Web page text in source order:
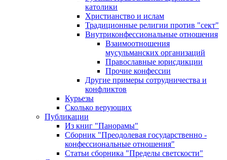
католики
Христианство и ислам
Традиционные религии против "сект"
Внутриконфессиональные отношения
Взаимоотношения
мусульманских организаций
Православные юрисдикции
Прочие конфессии
Другие примеры сотрудничества и
конфликтов
Курьезы
Сколько верующих
Публикации
Из книг "Панорамы"
Сборник "Преодолевая государственно -
конфессиональные отношения"
Статьи сборника "Пределы светскости"